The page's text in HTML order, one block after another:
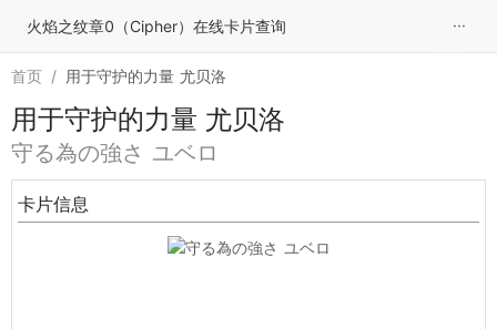
火焰之纹章0（Cipher）在线卡片查询 ···
首页 / 用于守护的力量 尤贝洛
用于守护的力量 尤贝洛
守る為の強さ ユベロ
卡片信息